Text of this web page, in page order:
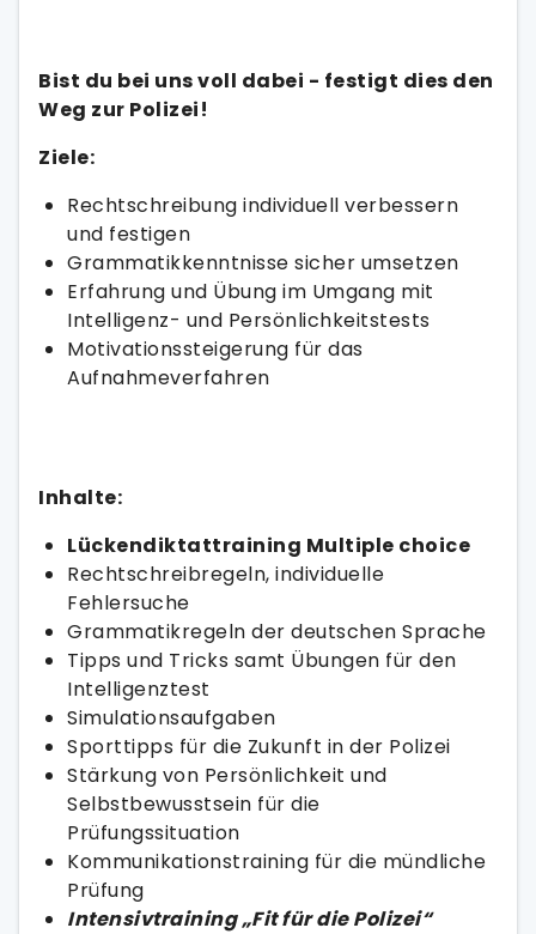
Bist du bei uns voll dabei - festigt dies den
Weg zur Polizei!
Ziele:
Rechtschreibung individuell verbessern
und festigen
Grammatikkenntnisse sicher umsetzen
Erfahrung und Übung im Umgang mit
Intelligenz- und Persönlichkeitstests
Motivationssteigerung für das
Aufnahmeverfahren
Inhalte:
Lückendiktattraining Multiple choice
Rechtschreibregeln, individuelle
Fehlersuche
Grammatikregeln der deutschen Sprache
Tipps und Tricks samt Übungen für den
Intelligenztest
Simulationsaufgaben
Sporttipps für die Zukunft in der Polizei
Stärkung von Persönlichkeit und
Selbstbewusstsein für die
Prüfungssituation
Kommunikationstraining für die mündliche
Prüfung
Intensivtraining „Fit für die Polizei“